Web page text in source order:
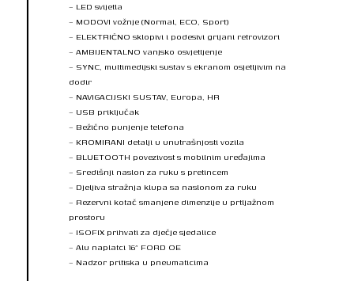
– LED svijetla
– MODOVI vožnje (Normal, ECO, Sport)
– ELEKTRIČNO sklopivi i podesivi grijani retrovizori
– AMBIJENTALNO vanjsko osvjetljenje
– SYNC, multimedijski sustav s ekranom osjetljivim na
dodir
– NAVIGACIJSKI SUSTAV, Europa, HR
– USB priključak
– Bežično punjenje telefona
– KROMIRANI detalji u unutrašnjosti vozila
– BLUETOOTH povezivost s mobilnim uređajima
– Središnji naslon za ruku s pretincem
– Djeljiva stražnja klupa sa naslonom za ruku
– Rezervni kotač smanjene dimenzije u prtljažnom
prostoru
– ISOFIX prihvati za dječje sjedalice
– Alu naplatci 16” FORD OE
– Nadzor pritiska u pneumaticima